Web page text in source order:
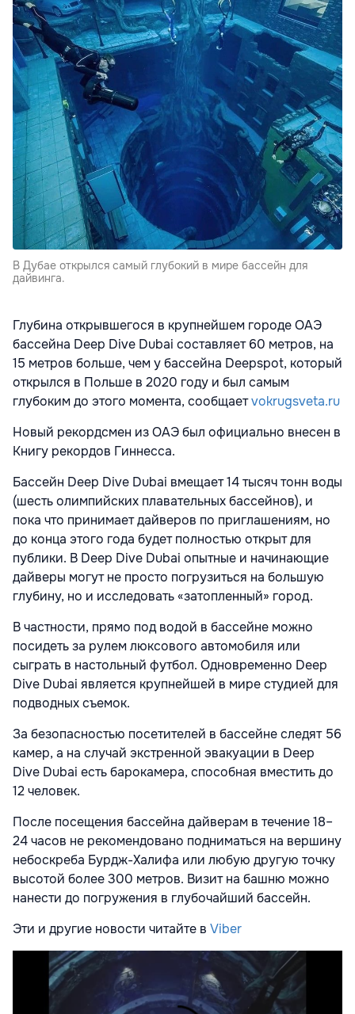
В Дубае открылся самый глубокий в мире бассейн для
дайвинга.
Глубина открывшегося в крупнейшем городе ОАЭ
бассейна Deep Dive Dubai составляет 60 метров, на
15 метров больше, чем у бассейна Deepspot, который
открылся в Польше в 2020 году и был самым
глубоким до этого момента, сообщаетvokrugsveta.ru
Новый рекордсмен из ОАЭ был официально внесен в
Книгу рекордов Гиннесса.
Бассейн Deep Dive Dubai вмещает 14 тысяч тонн воды
(шесть олимпийских плавательных бассейнов), и
пока что принимает дайверов по приглашениям, но
до конца этого года будет полностью открыт для
публики. В Deep Dive Dubai опытные и начинающие
дайверы могут не просто погрузиться на большую
глубину, но и исследовать «затопленный» город.
В частности, прямо под водой в бассейне можно
посидеть за рулем люксового автомобиля или
сыграть в настольный футбол. Одновременно Deep
Dive Dubai является крупнейшей в мире студией для
подводных съемок.
За безопасностью посетителей в бассейне следят 56
камер, а на случай экстренной эвакуации в Deep
Dive Dubai есть барокамера, способная вместить до
12 человек.
После посещения бассейна дайверам в течение 18–
24 часов не рекомендовано подниматься на вершину
небоскреба Бурдж-Халифа или любую другую точку
высотой более 300 метров. Визит на башню можно
нанести до погружения в глубочайший бассейн.
Эти и другие новости читайте в Viber